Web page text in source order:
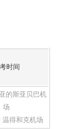
荒凉与绚
时间
的斯亚贝巴机
场
温得和克机场